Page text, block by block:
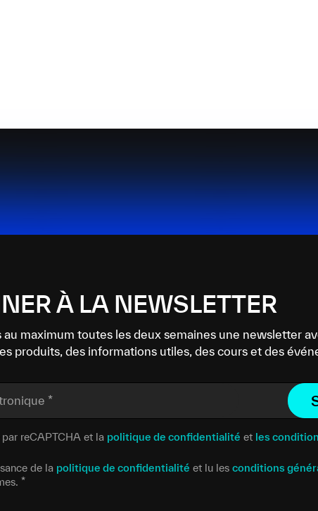
À LA NEWSLETTER
maximum toutes les deux semaines une newsletter
produits, des informations utiles, des cours et des
*
reCAPTCHA et la politique de confidentialité et les
de la politique de confidentialité et lu les conditions
*